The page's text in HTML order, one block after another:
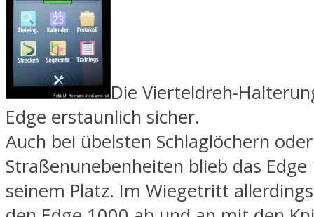
Die Vierteldreh-
Edge erstaunlich sicher.
Auch bei übelsten Schlaglöchern oder
Straßenunebenheiten blieb das
seinem Platz. Im Wiegetritt